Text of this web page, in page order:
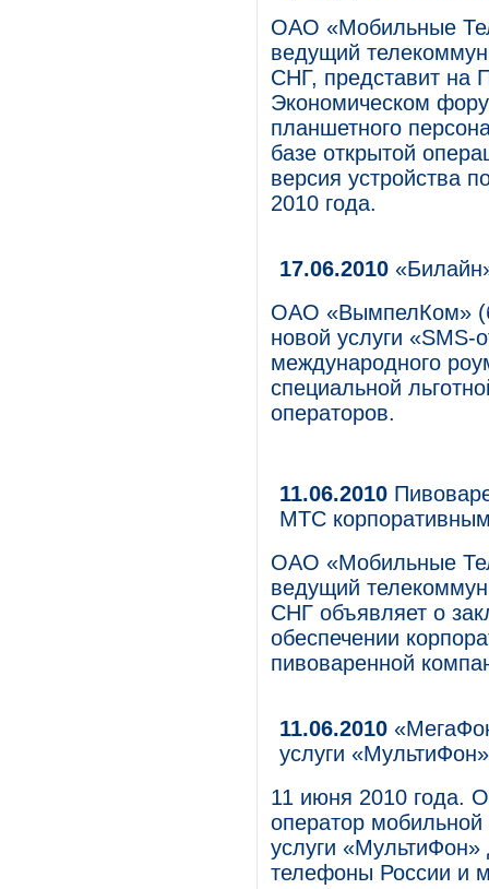
ОАО «Мобильные
ведущий
СНГ, представит на
Экономическом
планшетного
базе открытой
версия устройства
2010 года.
17.06.2010
ОАО «ВымпелКом»
новой услуги «SMS-
международного
специальной
операторов.
11.06.2010
МТС
ОАО «Мобильные
ведущий
СНГ объявляет о
обеспечении
пивоваренной
11.06.2010
услуги «МультиФон»
11 июня 2010 года.
оператор
услуги
телефоны России и